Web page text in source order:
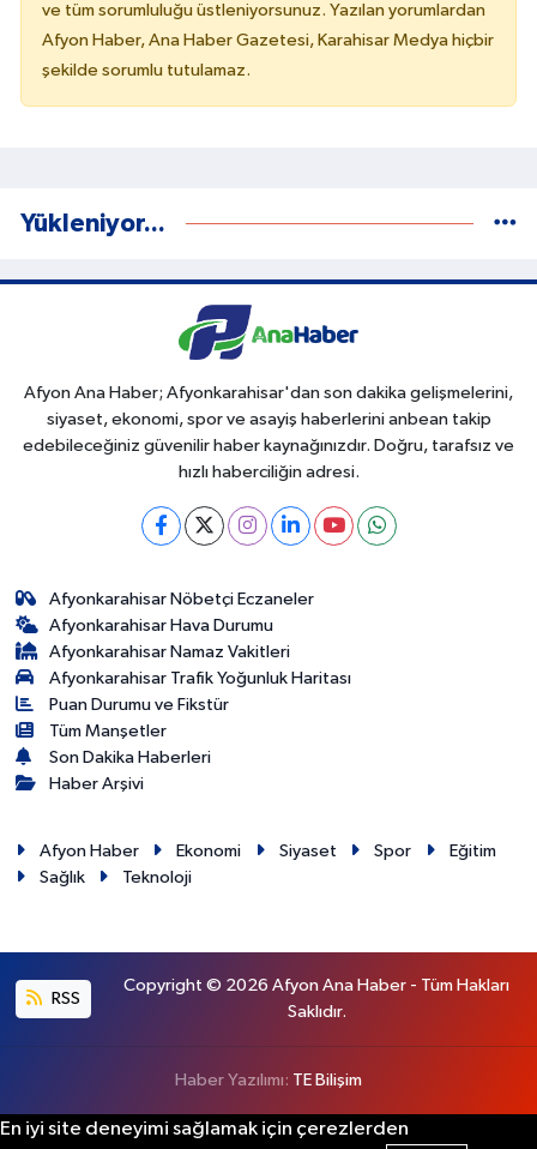
ve tüm sorumluluğu üstleniyorsunuz. Yazılan yorumlardan
Afyon Haber, Ana Haber Gazetesi, Karahisar Medya hiçbir
şekilde sorumlu tutulamaz.
Yükleniyor...
Afyon Ana Haber; Afyonkarahisar'dan son dakika gelişmelerini,
siyaset, ekonomi, spor ve asayiş haberlerini anbean takip
edebileceğiniz güvenilir haber kaynağınızdır. Doğru, tarafsız ve
hızlı haberciliğin adresi.
Afyonkarahisar Nöbetçi Eczaneler
Afyonkarahisar Hava Durumu
Afyonkarahisar Namaz Vakitleri
Afyonkarahisar Trafik Yoğunluk Haritası
Puan Durumu ve Fikstür
Tüm Manşetler
Son Dakika Haberleri
Haber Arşivi
Afyon Haber Ekonomi Siyaset Spor
Eğitim
Sağlık
Teknoloji
RSS
Copyright © 2026 Afyon Ana Haber - Tüm Hakları
Saklıdır.
Haber Yazılımı: TE Bilişim
En iyi site deneyimi sağlamak için çerezlerden